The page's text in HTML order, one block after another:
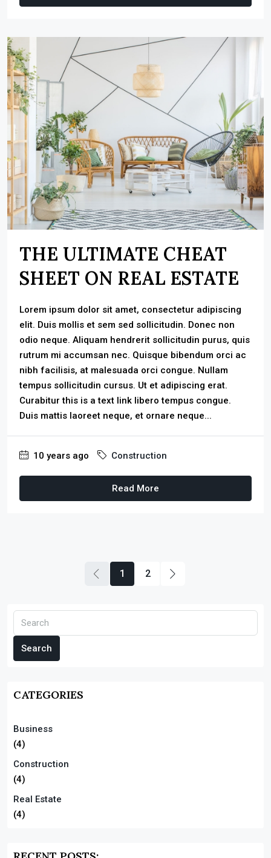
THE ULTIMATE CHEAT
SHEET ON REAL ESTATE
Lorem ipsum dolor sit amet, consectetur adipiscing
elit. Duis mollis et sem sed sollicitudin. Donec non
odio neque. Aliquam hendrerit sollicitudin purus, quis
rutrum mi accumsan nec. Quisque bibendum orci ac
nibh facilisis, at malesuada orci congue. Nullam
tempus sollicitudin cursus. Ut et adipiscing erat.
Curabitur this is a text link libero tempus congue.
Duis mattis laoreet neque, et ornare neque...
10 years ago Construction
Read More
1 2
Search
CATEGORIES
Business
(4)
Construction
(4)
Real Estate
(4)